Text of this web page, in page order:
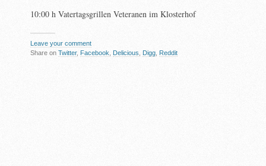
10:00 h Vatertagsgrillen Veteranen im Klosterhof
Leave your comment
Share on Twitter, Facebook Delicious Digg Reddit